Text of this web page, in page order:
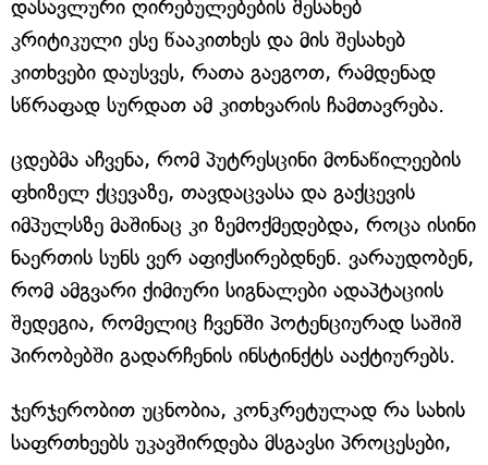
დასავლური ღირებულებების შესახებ
კრიტიკული ესე წააკითხეს და მის შესახებ
კითხვები დაუსვეს, რათა გაეგოთ, რამდენად
სწრაფად სურდათ ამ კითხვარის ჩამთავრება.
ცდებმა აჩვენა, რომ პუტრესცინი მონაწილეების
ფხიზელ ქცევაზე, თავდაცვასა და გაქცევის
იმპულსზე მაშინაც კი ზემოქმედებდა, როცა ისინი
ნაერთის სუნს ვერ აფიქსირებდნენ. ვარაუდობენ,
რომ ამგვარი ქიმიური სიგნალები ადაპტაციის
შედეგია, რომელიც ჩვენში პოტენციურად საშიშ
პირობებში გადარჩენის ინსტინქტს ააქტიურებს.
ჯერჯერობით უცნობია, კონკრეტულად რა სახის
საფრთხეებს უკავშირდება მსგავსი პროცესები,